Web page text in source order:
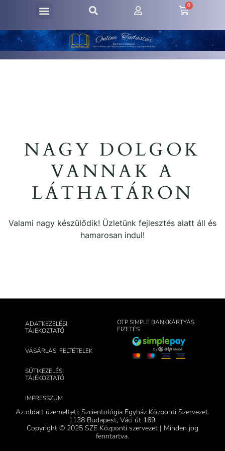
0
NAGY DOLGOK
VANNAK A
LÁTHATÁRON
Valami nagy készülődik! Üzletünk fejlesztés alatt áll és
hamarosan indul!
ADATKEZELÉSI
TÁJÉKOZTATÓ
VÁSÁRLÁSI FELTÉTELEK
SÜTIKEZELÉSI
TÁJÉKOZTATÓ
IMPRESSZUM
OTP SIMPLE BANKKÁRTYÁS
FIZETÉS
Az oldalt üzemelteti: Szcientológia Egyház Központi Szervezet.
1138 Budapest, Váci út 169.
Copyright © 2025 SZE Központi szervezet | Minden jog
fenntartva.